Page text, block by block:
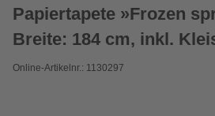
Papiertapete »Frozen
Breite: 184 cm, inkl.
Online-Artikelnr.: 1130297